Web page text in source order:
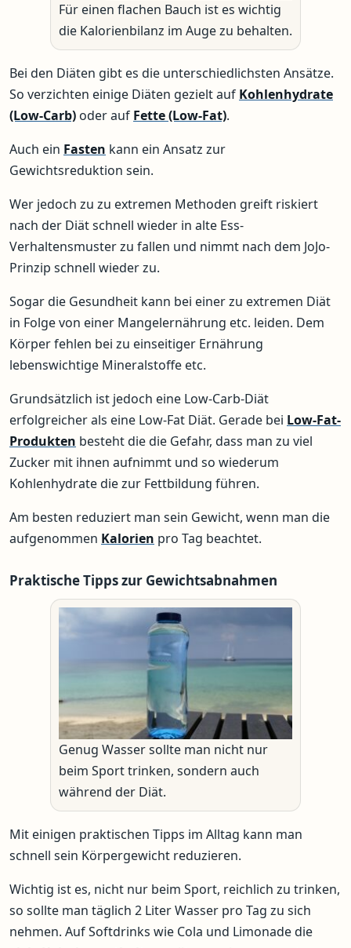
Für einen flachen Bauch ist es wichtig
die Kalorienbilanz im Auge zu behalten.
Bei den Diäten gibt es die unterschiedlichsten Ansätze.
So verzichten einige Diäten gezielt auf Kohlenhydrate
(Low-Carb) oder auf Fette (Low-Fat).
Auch ein Fasten kann ein Ansatz zur
Gewichtsreduktion sein.
Wer jedoch zu zu extremen Methoden greift riskiert
nach der Diät schnell wieder in alte Ess-
Verhaltensmuster zu fallen und nimmt nach dem JoJo-
Prinzip schnell wieder zu.
Sogar die Gesundheit kann bei einer zu extremen Diät
in Folge von einer Mangelernährung etc. leiden. Dem
Körper fehlen bei zu einseitiger Ernährung
lebenswichtige Mineralstoffe etc.
Grundsätzlich ist jedoch eine Low-Carb-Diät
erfolgreicher als eine Low-Fat Diät. Gerade bei Low-Fat-
Produkten besteht die die Gefahr, dass man zu viel
Zucker mit ihnen aufnimmt und so wiederum
Kohlenhydrate die zur Fettbildung führen.
Am besten reduziert man sein Gewicht, wenn man die
aufgenommen Kalorien pro Tag beachtet.
Praktische Tipps zur Gewichtsabnahmen
Genug Wasser sollte man nicht nur
beim Sport trinken, sondern auch
während der Diät.
Mit einigen praktischen Tipps im Alltag kann man
schnell sein Körpergewicht reduzieren.
Wichtig ist es, nicht nur beim Sport, reichlich zu trinken,
so sollte man täglich 2 Liter Wasser pro Tag zu sich
nehmen. Auf Softdrinks wie Cola und Limonade die